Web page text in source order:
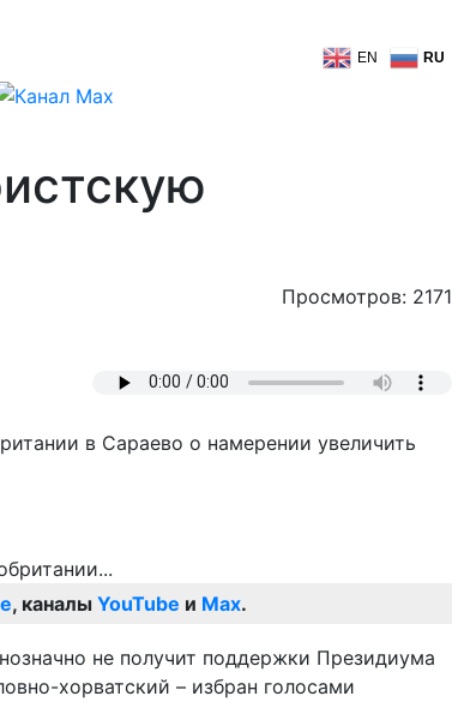
EN RU
Просмотров: 2171
в Сараево о намерении увеличить
, каналы YouTube и Max.
не получит поддержки Президиума
хорватский – избран голосами